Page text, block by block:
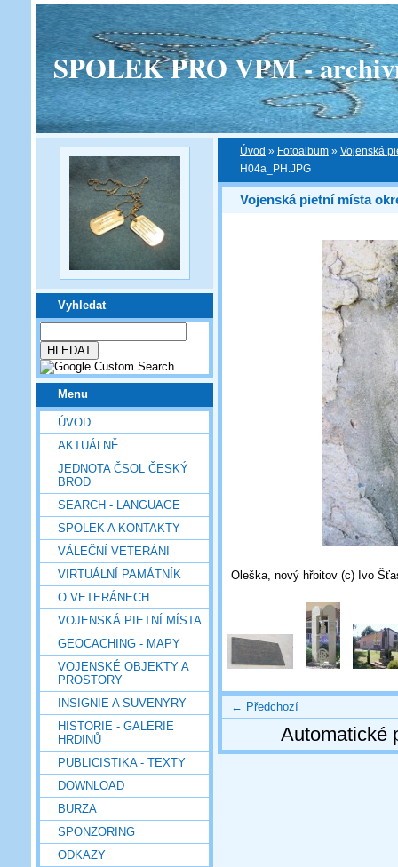
SPOLEK PRO VPM -
Vyhledat
Menu
ÚVOD
AKTUÁLNĚ
JEDNOTA ČSOL ČESKÝ
BROD
SEARCH - LANGUAGE
SPOLEK A KONTAKTY
VÁLEČNÍ VETERÁNI
VIRTUÁLNÍ PAMÁTNÍK
O VETERÁNECH
VOJENSKÁ PIETNÍ MÍSTA
GEOCACHING - MAPY
VOJENSKÉ OBJEKTY A
PROSTORY
INSIGNIE A SUVENYRY
HISTORIE - GALERIE
HRDINŮ
PUBLICISTIKA - TEXTY
DOWNLOAD
BURZA
SPONZORING
ODKAZY
Úvod » Fotoalbum » Vojenská
H04a_PH.JPG
Vojenská pietní místa
Oleška, nový hřbitov (c) Ivo
← Předchozí
Automatické